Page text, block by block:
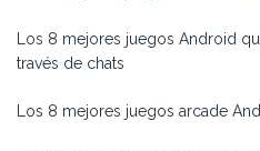
Los 8 mejores juegos Android
través de chats
Los 8 mejores juegos arcade